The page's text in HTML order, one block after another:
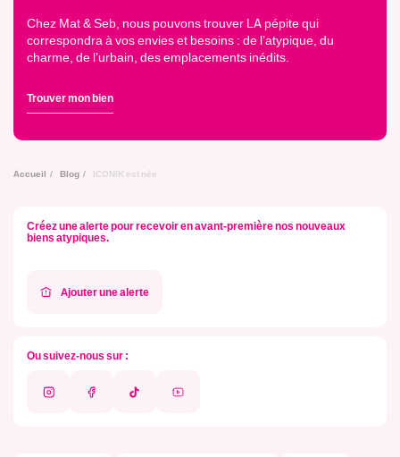
Chez Mat & Seb, nous pouvons trouver LA pépite qui
correspondra à vos envies et besoins : de l’atypique, du
charme, de l’urbain, des emplacements inédits.
Trouver mon bien
Accueil Blog ICONIK est née
Créez une alerte pour recevoir en avant-première nos nouveaux
biens atypiques.
Ajouter une alerte
Ou suivez-nous sur :
InstagramFacebookTik Youtube